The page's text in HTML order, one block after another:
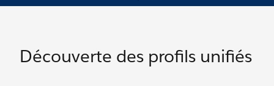
Découverte des profils unifiés